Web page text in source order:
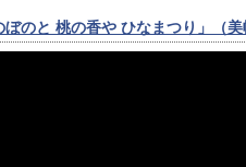
ぼのと 桃の香や ひなまつり」（美